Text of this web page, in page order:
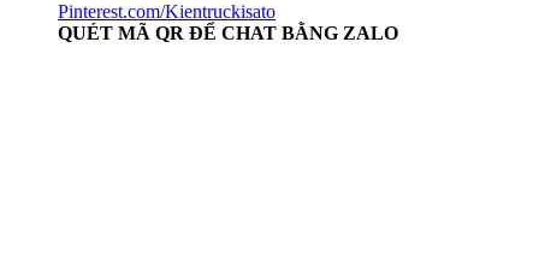
Pinterest.com/Kientruckisato
QUÉT MÃ QR ĐỂ CHAT BẰNG ZALO